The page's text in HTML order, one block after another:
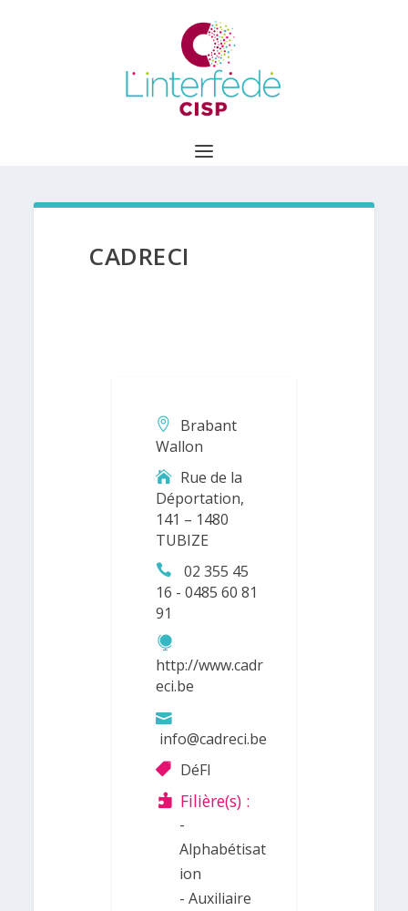
CADRECI
Brabant
Wallon
Rue de la
Déportation,
141 – 1480
TUBIZE
02 355 45
16 - 0485 60 81
91
http://www.cadr
eci.be
info@cadreci.be
DéFI
Filière(s) :
-
Alphabétisat
ion
- Auxiliaire